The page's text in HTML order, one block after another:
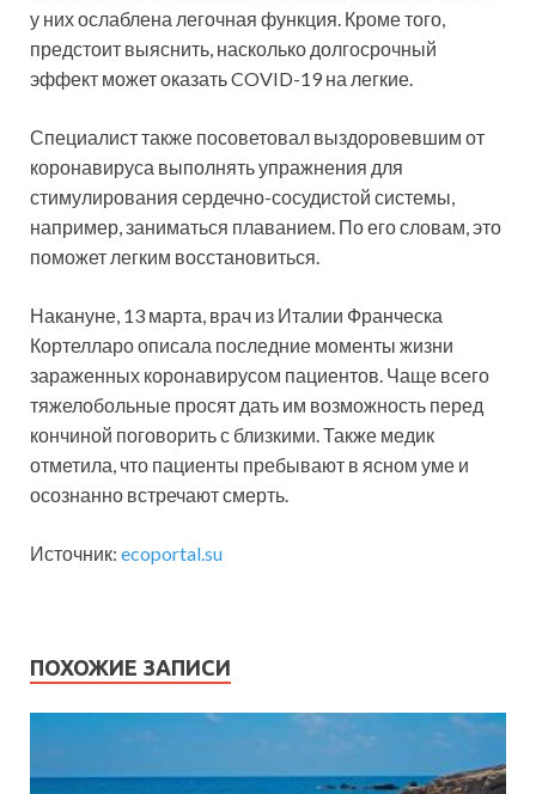
у них ослаблена легочная функция. Кроме того,
предстоит выяснить, насколько долгосрочный
эффект может оказать COVID-19 на легкие.
Специалист также посоветовал выздоровевшим от
коронавируса выполнять упражнения для
стимулирования сердечно-сосудистой системы,
например, заниматься плаванием. По его словам, это
поможет легким восстановиться.
Накануне, 13 марта, врач из Италии Франческа
Кортелларо описала последние моменты жизни
зараженных коронавирусом пациентов. Чаще всего
тяжелобольные просят дать им возможность перед
кончиной поговорить с близкими. Также медик
отметила, что пациенты пребывают в ясном уме и
осознанно встречают смерть.
Источник: ecoportal.su
ПОХОЖИЕ ЗАПИСИ